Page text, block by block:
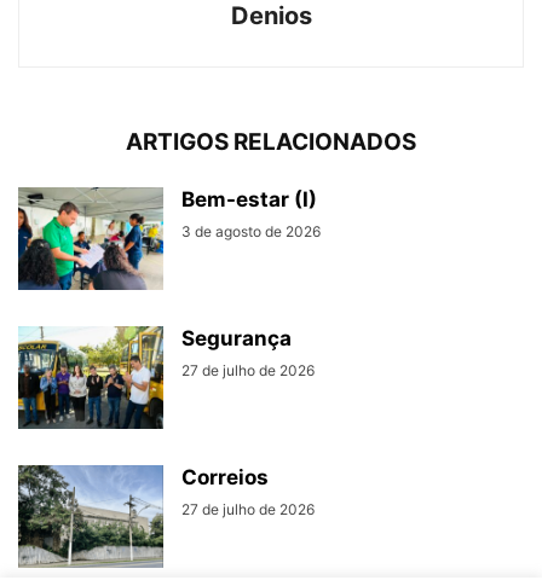
Denios
ARTIGOS RELACIONADOS
Bem-estar (I)
3 de agosto de 2026
Segurança
27 de julho de 2026
Correios
27 de julho de 2026